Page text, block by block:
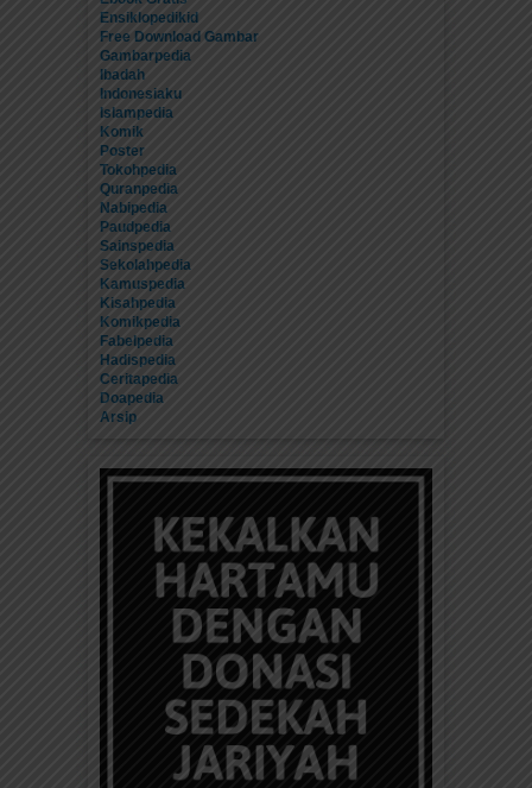
Ensiklopedikid
Free Download Gambar
Gambarpedia
Ibadah
Indonesiaku
Islampedia
Komik
Poster
Tokohpedia
Quranpedia
Nabipedia
Paudpedia
Sainspedia
Sekolahpedia
Kamuspedia
Kisahpedia
Komikpedia
Fabelpedia
Hadispedia
Ceritapedia
Doapedia
Arsip